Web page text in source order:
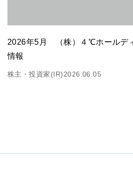
2026年5月 （株）４℃ホールデ
情報
株主・投資家(IR)2026.06.05